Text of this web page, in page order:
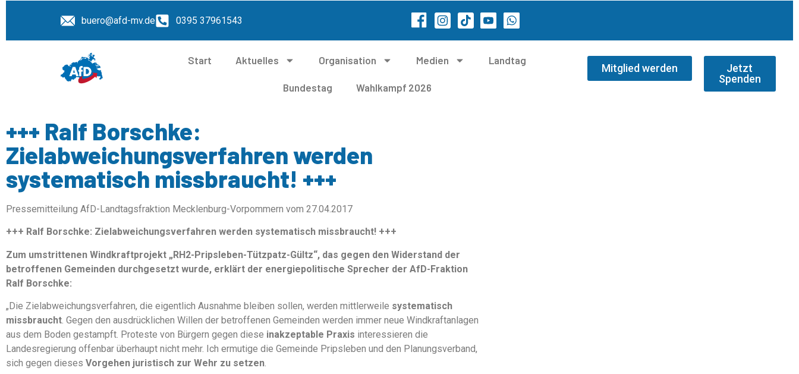
buero@afd-mv.de 0395 37961543
Start Aktuelles Organisation Medien Landtag
Bundestag Wahlkampf 2026
Mitglied werden
Jetzt
Spenden
+++ Ralf Borschke:
Zielabweichungsverfahren werden
systematisch missbraucht! +++
Pressemitteilung AfD-Landtagsfraktion Mecklenburg-Vorpommern vom 27.04.2017
+++ Ralf Borschke: Zielabweichungsverfahren werden systematisch missbraucht! +++
Zum umstrittenen Windkraftprojekt „RH2-Pripsleben-Tützpatz-Gültz“, das gegen den Widerstand der
betroffenen Gemeinden durchgesetzt wurde, erklärt der energiepolitische Sprecher der AfD-Fraktion
Ralf Borschke:
„Die Zielabweichungsverfahren, die eigentlich Ausnahme bleiben sollen, werden mittlerweile systematisch
missbraucht. Gegen den ausdrücklichen Willen der betroffenen Gemeinden werden immer neue Windkraftanlagen
aus dem Boden gestampft. Proteste von Bürgern gegen diese inakzeptable Praxis interessieren die
Landesregierung offenbar überhaupt nicht mehr. Ich ermutige die Gemeinde Pripsleben und den Planungsverband,
sich gegen dieses Vorgehen juristisch zur Wehr zu setzen.